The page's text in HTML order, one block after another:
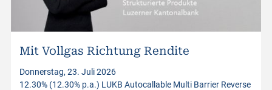
Mit Vollgas Richtung Rendite
Donnerstag, 23. Juli 2026
12.30% (12.30% p.a.) LUKB Autocallable Multi Barrier Reverse